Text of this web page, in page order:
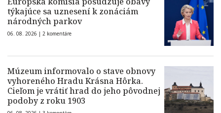
týkajúce sa uznesení k zonáciám
národných parkov
06. 08. 2026 | 2 komentáre
Múzeum informovalo o stave obnovy
vyhoreného Hradu Krásna Hôrka.
Cieľom je vrátiť hrad do jeho pôvodnej
podoby z roku 1903